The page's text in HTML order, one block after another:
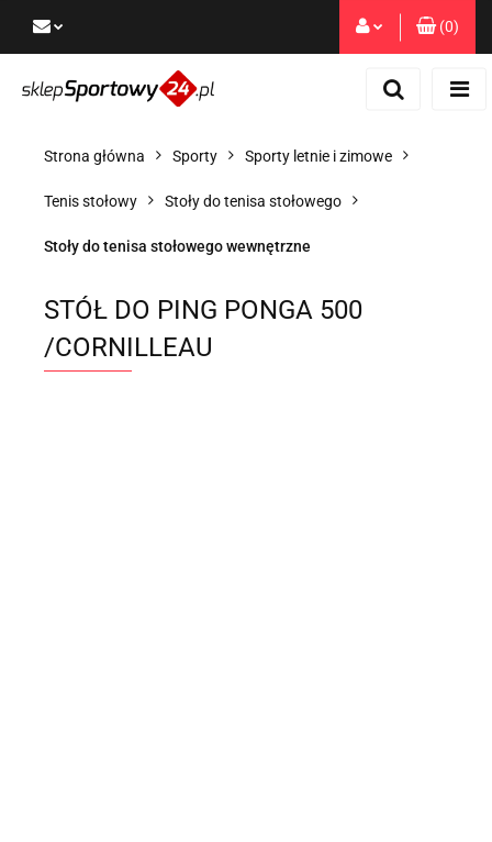
Dodaj zgłoszenie
(0)
Strona główna Sporty Sporty letnie i zimowe
Tenis stołowy Stoły do tenisa stołowego
Stoły do tenisa stołowego wewnętrzne
STÓŁ DO PING PONGA 500
/CORNILLEAU